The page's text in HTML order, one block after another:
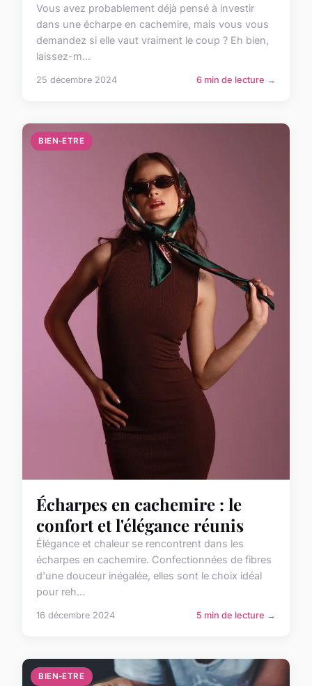
Vous avez probablement déjà pensé à investir
dans une écharpe en cachemire, mais vous vous
demandez si elle vaut vraiment le coup ? Eh bien,
laissez-m...
25 décembre 2024 6 min de lecture →
BIEN-ETRE
Écharpes en cachemire : le
confort et l'élégance réunis
Élégance et chaleur se rencontrent dans les
écharpes en cachemire. Confectionnées de fibres
d'une douceur inégalée, elles sont le choix idéal
pour reh...
16 décembre 2024 5 min de lecture →
BIEN-ETRE